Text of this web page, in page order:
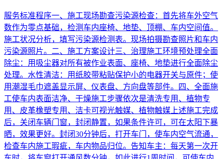
服务标准程序一、施工现场勘查污染源检查：首先将车外空气
数作为零点基础，检测车内座椅、地垫、顶棚、车内空间值。
施工状况分析，填写污染源检测表。现场拍摄勘查照片和车内
污染源照片。二、施工方案设计三、治理施工环境预处理全面
除尘：用吸尘器对所有被作业表面、座椅、地垫进行全面除尘
处理。水性清洁：用纸胶带粘贴保护小的电器开关与原件；使
用潮湿毛巾遮盖显示屏、仪表盘、方向盘等部件。四、全面施
工使车内表面洁净、干燥施工步骤依次是清洗专用、植物专
用、皮革橡塑专用、洁卡可视光触媒、植物触媒上述施工完成
后，关闭车辆门窗，封闭静置，如果条件许可，可在太阳下暴
晒，效果更好。封闭30分钟后，打开车门，使车内空气流通，
检查车内施工瑕疵，车内物品归位。告知车主：每天第一次开